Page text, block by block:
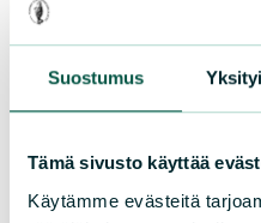
Suostumus
Tämä sivusto käyttää
Käytämme evästeitä
Suomen
Sörnäistenkatu 1